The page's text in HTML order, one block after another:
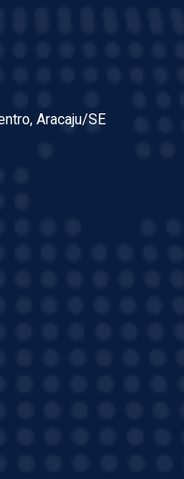
Aracaju/SE